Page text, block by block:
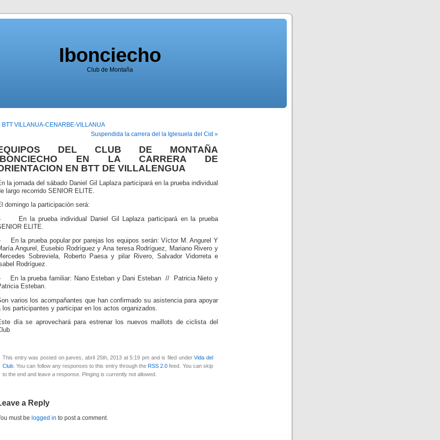
Ibonciecho
Club de Montaña
BTT VILLANUA-CENARBE-VILLANUA
Suspendida la carrera del la Iglesuela del Cid »
DEL CLUB DE MONTAÑA
EN LA CARRERA DE
EN BTT DE VILLALENGUA
la jornada del sábado Daniel Gil Laplaza participará en la prueba individual
largo recorrido SENIOR ELITE.
domingo la participación será:
En la prueba individual Daniel Gil Laplaza participará en la prueba
ELITE.
En la prueba popular por parejas los equipos serán: Víctor M. Angurel Y
Angurel, Eusebio Rodríguez y Ana teresa Rodríguez, Mariano Rivero y
Sobreviela, Roberto Paesa y pilar Rivero, Salvador Vidorreta e
Rodríguez.
En la prueba familiar: Nano Esteban y Dani Esteban // Patricia Nieto y
Esteban.
varios los acompañantes que han confirmado su asistencia para apoyar
los participantes y participar en los actos organizados.
día se aprovechará para estrenar los nuevos maillots de ciclista del
This entry was posted on jueves, abril 25th, 2013 at 5:19 pm and is filed underVida del
Club . You can follow any responses to this entry through theRSS 2.0 feed. You can skip
to the end and leave a response. Pinging is currently not allowed.
a Reply
must be logged in to post a comment.